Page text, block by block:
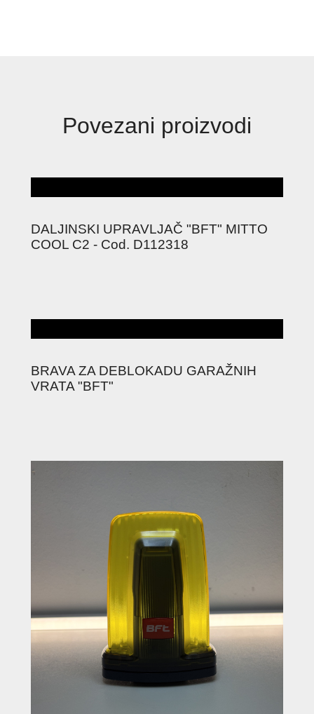
Povezani proizvodi
DALJINSKI UPRAVLJAČ "BFT" MITTO
COOL C2 - Cod. D112318
BRAVA ZA DEBLOKADU GARAŽNIH
VRATA "BFT"